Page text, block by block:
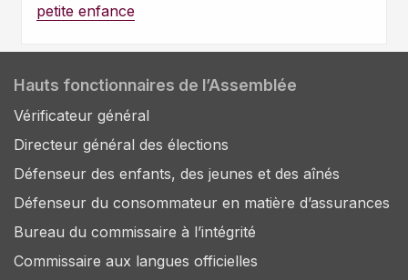
petite enfance
Hauts fonctionnaires de l’Assemblée
Vérificateur général
Directeur général des élections
Défenseur des enfants, des jeunes et des aînés
Défenseur du consommateur en matière d’assurances
Bureau du commissaire à l’intégrité
Commissaire aux langues officielles